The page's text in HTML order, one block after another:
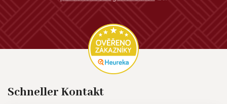
Schneller Kontakt